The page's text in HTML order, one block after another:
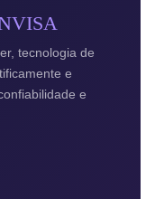
tecnologia de
e
e